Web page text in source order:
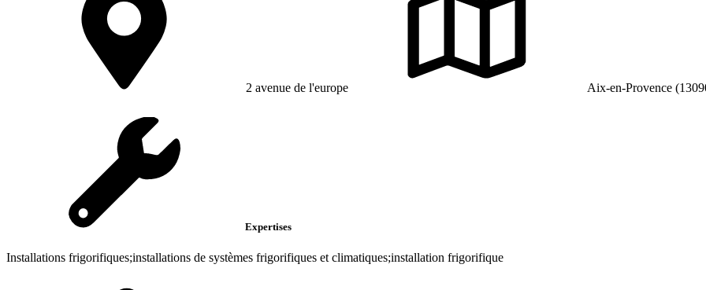
2 avenue de l'europe Aix-en-Provence
Expertises
Installations frigorifiques;installations de systèmes frigorifiques et climatiques;installation frigorifique